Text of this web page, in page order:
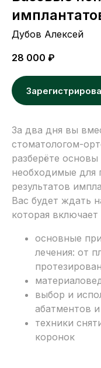
Дубов Алексей
28 000 ₽
За два дня вы
стоматологом-
разберёте
необходимые для
результатов
Вас будет ждать
которая включает
основные
лечения: от
выбор и
абатментов
техники
коронок